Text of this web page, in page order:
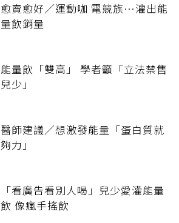
愈賣愈好／運動咖 電競族…灌出能
量飲銷量
能量飲「雙高」 學者籲「立法禁售
兒少」
醫師建議／想激發能量「蛋白質就
夠力」
「看廣告看別人喝」兒少愛灌能量
飲 像瘋手搖飲